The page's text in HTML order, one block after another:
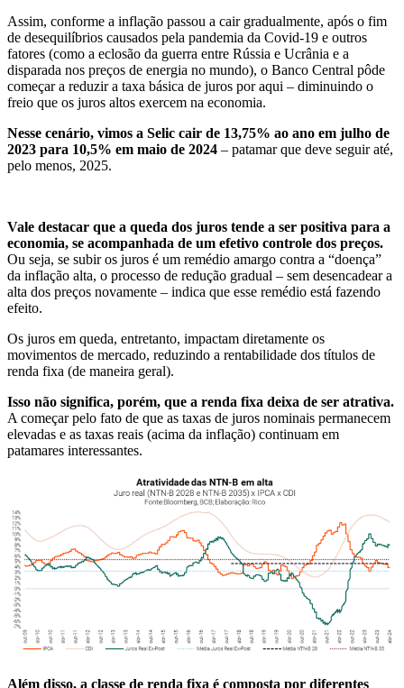
Assim, conforme a inflação passou a cair gradualmente, após o fim
de desequilíbrios causados pela pandemia da Covid-19 e outros
fatores (como a eclosão da guerra entre Rússia e Ucrânia e a
disparada nos preços de energia no mundo), o Banco Central pôde
começar a reduzir a taxa básica de juros por aqui – diminuindo o
freio que os juros altos exercem na economia.
Nesse cenário, vimos a Selic cair de 13,75% ao ano em julho de
2023 para 10,5% em maio de 2024 – patamar que deve seguir até,
pelo menos, 2025.
Vale destacar que a queda dos juros tende a ser positiva para a
economia, se acompanhada de um efetivo controle dos preços.
Ou seja, se subir os juros é um remédio amargo contra a “doença”
da inflação alta, o processo de redução gradual – sem desencadear a
alta dos preços novamente – indica que esse remédio está fazendo
efeito.
Os juros em queda, entretanto, impactam diretamente os
movimentos de mercado, reduzindo a rentabilidade dos títulos de
renda fixa (de maneira geral).
Isso não significa, porém, que a renda fixa deixa de ser atrativa.
A começar pelo fato de que as taxas de juros nominais permanecem
elevadas e as taxas reais (acima da inflação) continuam em
patamares interessantes.
Além disso, a classe de renda fixa é composta por diferentes